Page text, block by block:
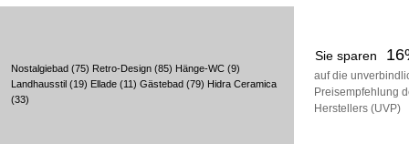
Sie sparen
auf die
Preisempfehlung
Herstellers (UVP)
Nostalgiebad (75) Retro-Design (85) Hänge-WC (9)
Landhausstil (19) Ellade (11) Gästebad (79) Hidra Ceramica
(33)